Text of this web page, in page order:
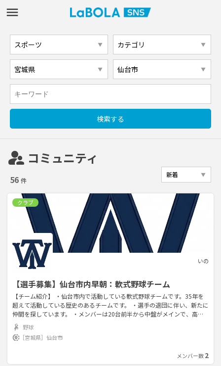
supervisor_account コミュニティ
56 件
クラブ
いの
【選手募集】仙台市内早朝：軟式野球チーム
【チーム紹介】 ・仙台市内で活動している軟式野球チームです。35年を
超えて活動している歴史のあるチームです。 ・選手の退団に伴い、新たに
仲間を探しています。 ・メンバーは20台前半から中盤がメインで、高校
～大学野球経験者が多数在籍しています。 ・非常に穏やかなチームですの
で、とてもなじみやすい環境です。 ・野球以外のイベントはかなり少なめ
です。
野球
［宮城県］ 仙台市
メンバー数2